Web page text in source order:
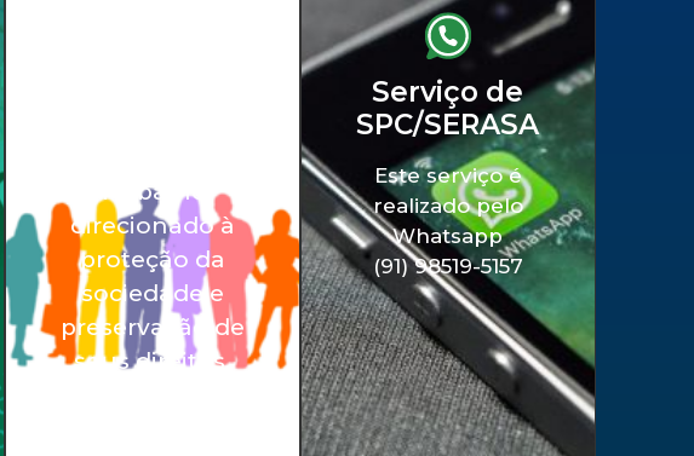
Trabalho
direcionado à
proteção da
sociedade e
preservação de
seus direitos.
Serviço de
SPC/SERASA
Este serviço é
realizado pelo
Whatsapp
(91) 98519-5157